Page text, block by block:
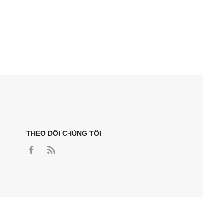
THEO DÕI CHÚNG TÔI